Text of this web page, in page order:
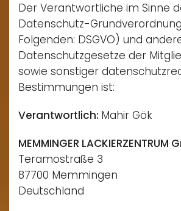
Der Verantwortliche im Sinne
Datenschutz-
Folgenden: DSGVO) und
Datenschutzgesetze der
sowie sonstiger
Bestimmungen ist:
Verantwortlich: Mahir Gök
MEMMINGER LACKIERZENTRUM
Teramostraße 3
87700 Memmingen
Deutschland